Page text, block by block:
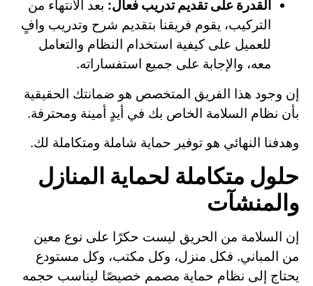
القدرة على تقديم تدريب فعال: بعد الانتهاء من
التركيب، يقوم فريقنا بتقديم شرح وتدريب وافٍ
للعميل على كيفية استخدام النظام والتعامل
معه، والإجابة على جميع استفساراته.
إن وجود هذا الفريق المتخصص هو ضمانتك الحقيقية
بأن نظام السلامة الخاص بك في أيدٍ أمينة ومحترفة.
وهدفنا النهائي هو توفير حماية شاملة ومتكاملة لك.
حلول متكاملة لحماية المنازل
والمنشآت
إن السلامة من الحريق ليست حكرًا على نوع معين
من المباني. فكل منزل، وكل مكتب، وكل مستودع
يحتاج إلى نظام حماية مصمم خصيصًا ليناسب حجمه